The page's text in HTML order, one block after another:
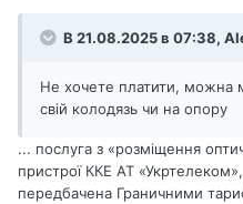
В 21.08.2025 в 07:38,
Не хочете платити, можна
свій колодязь чи на опору
... послуга з «розміщення
пристрої ККЕ АТ
передбачена Граничними